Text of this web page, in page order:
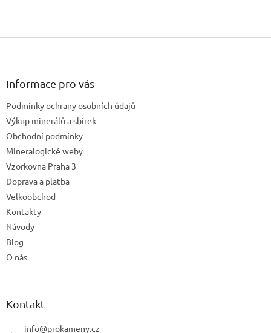
Z
Informace pro vás
Podmínky ochrany osobních údajů
Výkup minerálů a sbírek
Obchodní podmínky
Mineralogické weby
Vzorkovna Praha 3
Doprava a platba
Velkoobchod
Kontakty
Návody
Blog
O nás
Kontakt
info@prokameny.cz